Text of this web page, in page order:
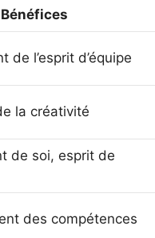
Bénéfices
de l’esprit d’équipe
la créativité
de soi, esprit de
des compétences